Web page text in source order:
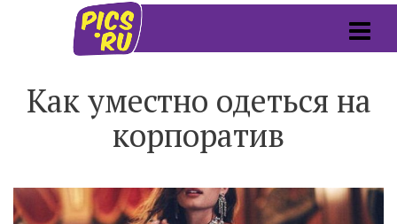
Как уместно одеться на
корпоратив